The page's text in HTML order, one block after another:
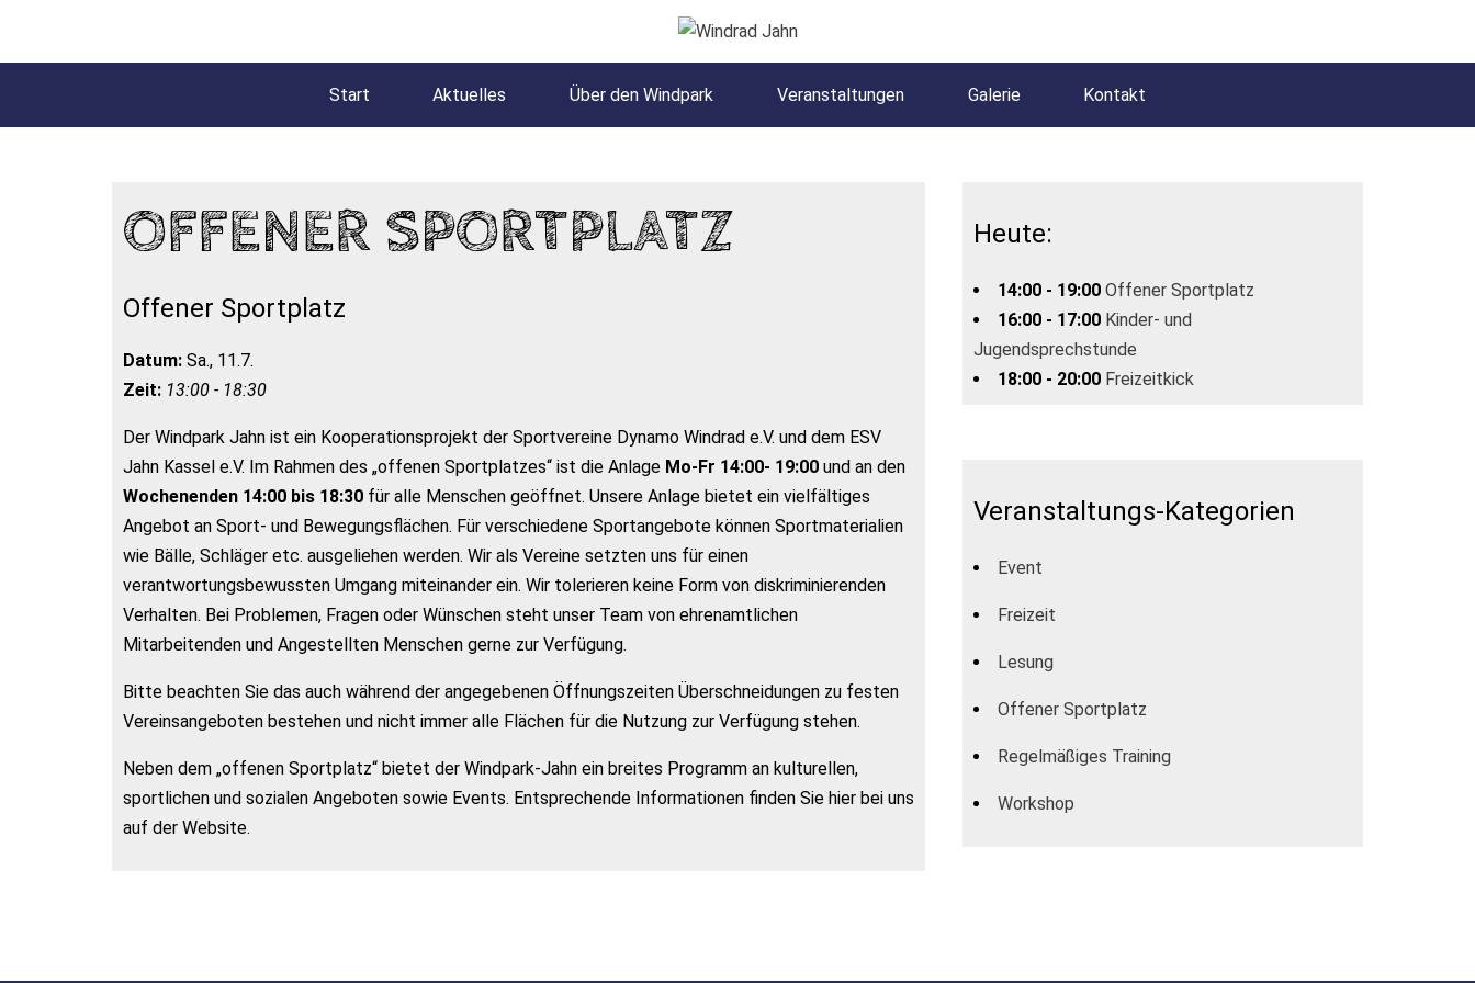
Start Aktuelles Über den Windpark Veranstaltungen Galerie Kontakt
OFFENER SPORTPLATZ
Offener Sportplatz
Datum: Sa., 11.7.
Zeit: 13:00 - 18:30
Der Windpark Jahn ist ein Kooperationsprojekt der Sportvereine Dynamo Windrad e.V. und dem ESV
Jahn Kassel e.V. Im Rahmen des „offenen Sportplatzes“ ist die Anlage Mo-Fr 14:00- 19:00 und an den
Wochenenden 14:00 bis 18:30 für alle Menschen geöffnet. Unsere Anlage bietet ein vielfältiges
Angebot an Sport- und Bewegungsflächen. Für verschiedene Sportangebote können Sportmaterialien
wie Bälle, Schläger etc. ausgeliehen werden. Wir als Vereine setzten uns für einen
verantwortungsbewussten Umgang miteinander ein. Wir tolerieren keine Form von diskriminierenden
Verhalten. Bei Problemen, Fragen oder Wünschen steht unser Team von ehrenamtlichen
Mitarbeitenden und Angestellten Menschen gerne zur Verfügung.
Bitte beachten Sie das auch während der angegebenen Öffnungszeiten Überschneidungen zu festen
Vereinsangeboten bestehen und nicht immer alle Flächen für die Nutzung zur Verfügung stehen.
Neben dem „offenen Sportplatz“ bietet der Windpark-Jahn ein breites Programm an kulturellen,
sportlichen und sozialen Angeboten sowie Events. Entsprechende Informationen finden Sie hier bei uns
auf der Website.
Heute:
14:00 - 19:00 Offener Sportplatz
16:00 - 17:00 Kinder- und
Jugendsprechstunde
18:00 - 20:00 Freizeitkick
Veranstaltungs-Kategorien
Event
Freizeit
Lesung
Offener Sportplatz
Regelmäßiges Training
Workshop